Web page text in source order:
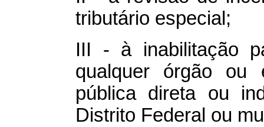
tributário especial;
III - à inabilitação
qualquer órgão ou
pública direta ou
Distrito Federal ou